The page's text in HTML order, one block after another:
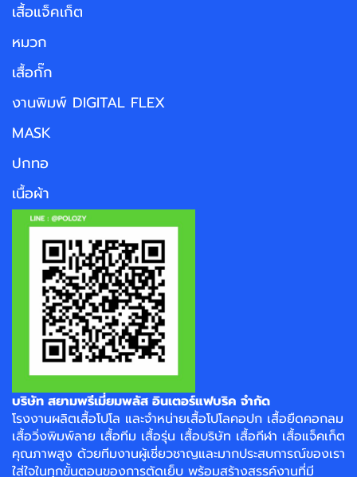
เสื้อแจ็คเก็ต
หมวก
เสื้อกั๊ก
งานพิมพ์ DIGITAL FLEX
MASK
ปกทอ
เนื้อผ้า
บริษัท สยามพรีเมี่ยมพลัส อินเตอร์แฟบริค จำกัด
โรงงานผลิตเสื้อโปโล และจำหน่ายเสื้อโปโลคอปก เสื้อยืดคอกลม
เสื้อวิ่งพิมพ์ลาย เสื้อทีม เสื้อรุ่น เสื้อบริษัท เสื้อกีฬา เสื้อแจ็คเก็ต
คุณภาพสูง ด้วยทีมงานผู้เชี่ยวชาญและมากประสบการณ์ของเรา
ใส่ใจในทุกขั้นตอนของการตัดเย็บ พร้อมสร้างสรรค์งานที่มี